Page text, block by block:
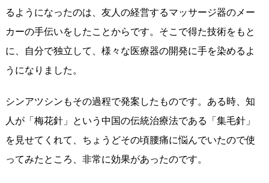
るようになったのは、友人の経営するマッサージ器のメー
カーの手伝いをしたことからです。そこで得た技術をもと
に、自分で独立して、様々な医療器の開発に手を染めるよ
うになりました。
シンアツシンもその過程で発案したものです。ある時、知
人が「梅花針」という中国の伝統治療法である「集毛針」
を見せてくれて、ちょうどその頃腰痛に悩んでいたので使
ってみたところ、非常に効果があったのです。